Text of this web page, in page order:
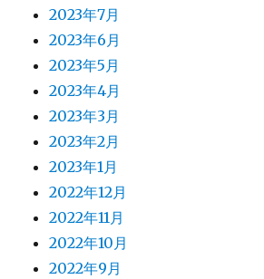
2023年7月
2023年6月
2023年5月
2023年4月
2023年3月
2023年2月
2023年1月
2022年12月
2022年11月
2022年10月
2022年9月